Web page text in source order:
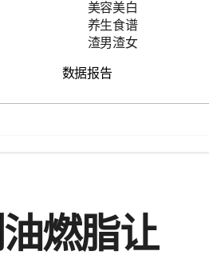
美容美白
养生食谱
渣男渣女
数据报告
燃脂让